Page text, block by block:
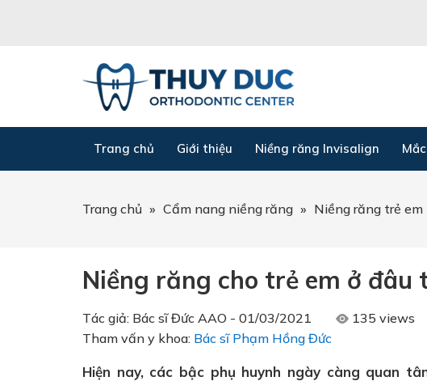
Trang chủ Giới thiệu Niềng răng Invisalign
Trang chủ » Cẩm nang niềng răng » Niềng răng trẻ em
Niềng răng cho trẻ em ở đâu
Tác giả: Bác sĩ Đức AAO - 01/03/2021
135 views
Tham vấn y khoa: Bác sĩ Phạm Hồng Đức
Hiện nay, các bậc phụ huynh ngày càng quan